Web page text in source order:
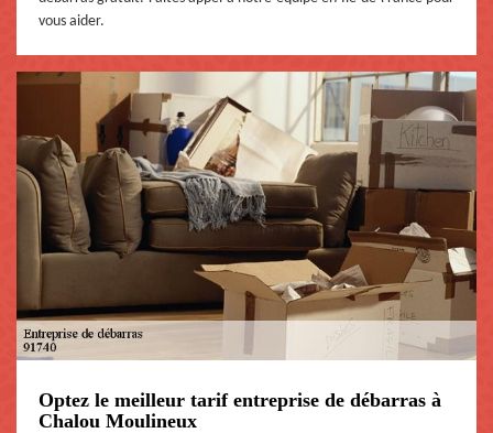
vous aider.
Optez le meilleur tarif entreprise de débarras à
Chalou Moulineux